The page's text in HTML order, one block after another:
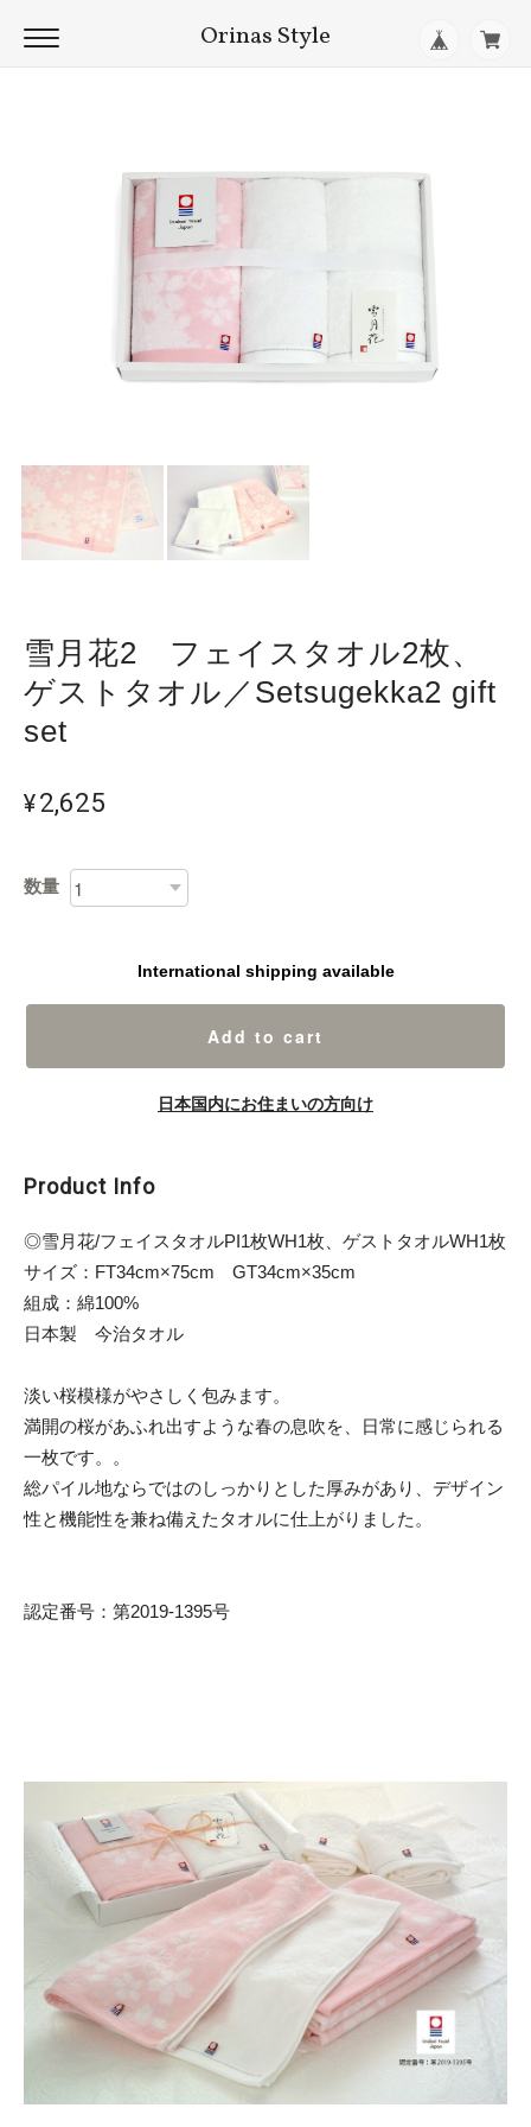
Orinas Style
雪月花2 フェイスタオル2枚、
ゲストタオル／Setsugekka2 gift
set
¥2,625
数量
International shipping available
Add to cart
日本国内にお住まいの方向け
Product Info
◎雪月花/フェイスタオルPI1枚WH1枚、ゲストタオルWH1枚
サイズ：FT34cm×75cm GT34cm×35cm
組成：綿100%
日本製 今治タオル
淡い桜模様がやさしく包みます。
満開の桜があふれ出すような春の息吹を、日常に感じられる
一枚です。。
総パイル地ならではのしっかりとした厚みがあり、デザイン
性と機能性を兼ね備えたタオルに仕上がりました。
認定番号：第2019-1395号